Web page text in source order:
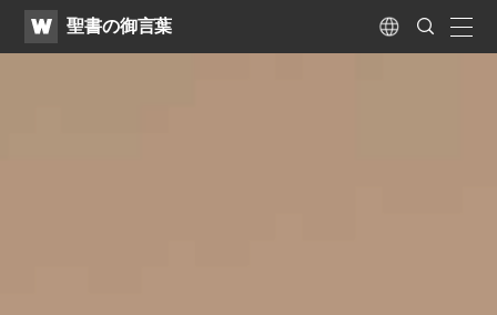
WATV聖書の御言葉 Language
Search
Submit